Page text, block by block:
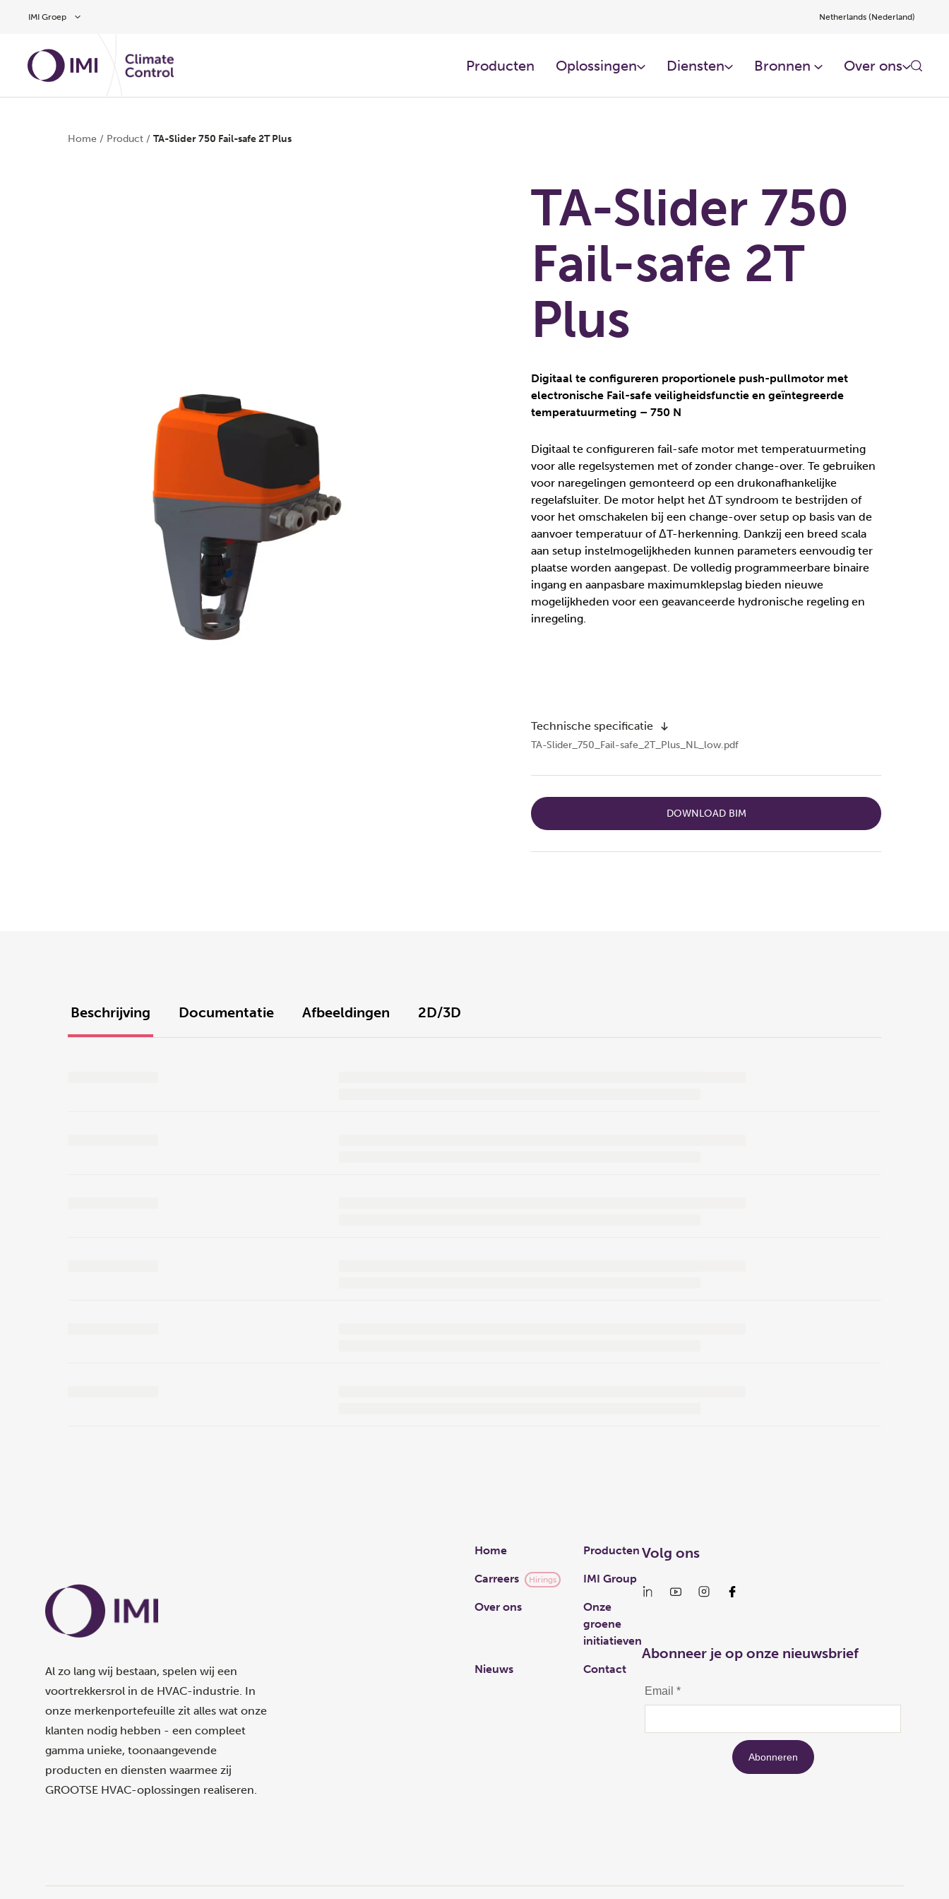
IMI Groep Netherlands (Nederland)
Producten Oplossingen​ Diensten​ Bronnen ​ Over ons​
Home / Product / TA-Slider 750 Fail-safe 2T Plus
TA-Slider 750
Fail-safe 2T
Plus
Digitaal te configureren proportionele push-pullmotor met
electronische Fail-safe veiligheidsfunctie en geïntegreerde
temperatuurmeting – 750 N
Digitaal te configureren fail-safe motor met temperatuurmeting
voor alle regelsystemen met of zonder change-over. Te gebruiken
voor naregelingen gemonteerd op een drukonafhankelijke
regelafsluiter. De motor helpt het ΔT syndroom te bestrijden of
voor het omschakelen bij een change-over setup op basis van de
aanvoer temperatuur of ΔT-herkenning. Dankzij een breed scala
aan setup instelmogelijkheden kunnen parameters eenvoudig ter
plaatse worden aangepast. De volledig programmeerbare binaire
ingang en aanpasbare maximumklepslag bieden nieuwe
mogelijkheden voor een geavanceerde hydronische regeling en
inregeling.
Technische specificatie
TA-Slider_750_Fail-safe_2T_Plus_NL_low.pdf
DOWNLOAD BIM
Beschrijving Documentatie Afbeeldingen 2D/3D
Al zo lang wij bestaan, spelen wij een
voortrekkersrol in de HVAC-industrie. In
onze merkenportefeuille zit alles wat onze
klanten nodig hebben - een compleet
gamma unieke, toonaangevende
producten en diensten waarmee zij
GROOTSE HVAC-oplossingen realiseren.
Links
Home Producten
Carreers Hirings IMI Group
Over ons
Onze
groene
initiatieven
Nieuws Contact
Volg ons
Abonneer je op onze nieuwsbrief